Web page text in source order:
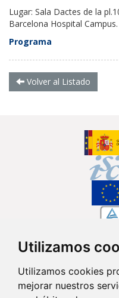
Utilizamos
Utilizamos cookies
mejorar nuestros
Lugar: Sala Dactes de la
Barcelona Hospital Campus.
Programa
Volver al Listado